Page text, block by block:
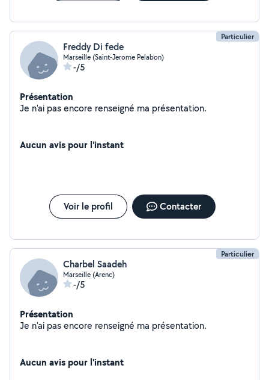
Particulier
Freddy Di fede
Marseille (Saint-Jerome Pelabon)
-/5
Présentation
Je n'ai pas encore renseigné ma présentation.
Aucun avis pour l'instant
Voir le profil Contacter
Particulier
Charbel Saadeh
Marseille (Arenc)
-/5
Présentation
Je n'ai pas encore renseigné ma présentation.
Aucun avis pour l'instant